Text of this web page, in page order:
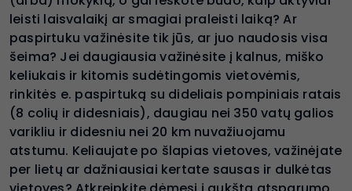
leisti laisvalaikį ar smagiai praleisti laiką? Ar
paspirtuku važinėsite tik jūs, ar juo naudosis visa
šeima? Jei daugiausia važinėsite į kalnus, miško
keliukais ir kitomis sudėtingomis vietovėmis,
rinkitės e. paspirtuką su dideliais pompiniais ratais
(8 colių ir didesniais), daugiau nei 350 vatų galios
varikliu ir didesniu nei 20 km nuvažiuojamu
atstumu. Keliaujate po šlapias vietoves, važinėjate
per lietų ar dažniausiai kertate sausas ir dulkėtas